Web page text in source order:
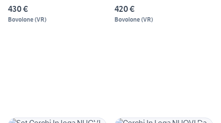
430 €
Bovolone(VR)
420 €
Bovolone(VR)